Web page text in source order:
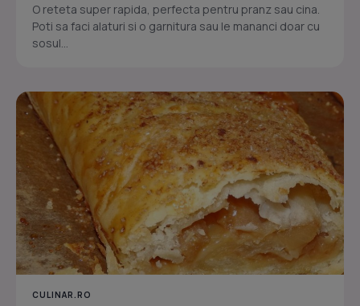
O reteta super rapida, perfecta pentru pranz sau cina.
Poti sa faci alaturi si o garnitura sau le mananci doar cu
sosul...
CULINAR.RO